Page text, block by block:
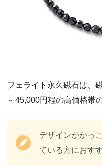
フェライト永久磁石は、
～45,000円程の高価格帯
デザインがかっ
ている方におす